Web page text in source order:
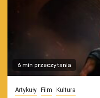
6 min przeczytania
Artykuły Film Kultura